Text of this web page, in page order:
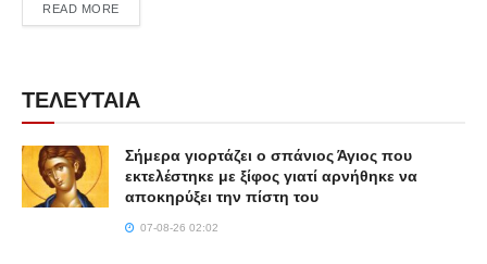
READ MOREDETAILS
ΤΕΛΕΥΤΑΙΑ
Σήμερα γιορτάζει ο σπάνιος Άγιος που
εκτελέστηκε με ξίφος γιατί αρνήθηκε να
αποκηρύξει την πίστη του
07-08-26 02:02